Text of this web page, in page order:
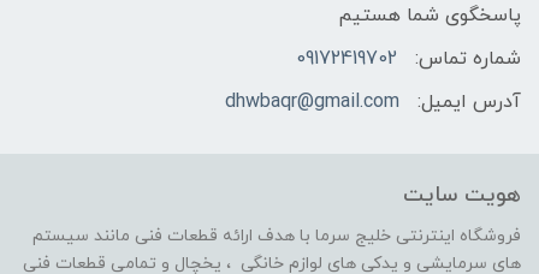
پاسخگوی شما هستیم
شماره تماس:
09172419702
آدرس ایمیل:
dhwbaqr@gmail.com
هویت سایت
فروشگاه اینترنتی خلیج سرما با هدف ارائه قطعات فنی مانند سیستم
های سرمایشی و یدکی های لوازم خانگی ، یخچال و تمامی قطعات فنی